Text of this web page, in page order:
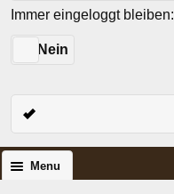
Immer eingeloggt bleiben:
Nein
Menu